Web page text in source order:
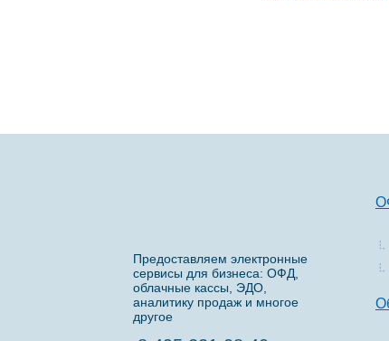
Предоставляем электронные
сервисы для бизнеса: ОФД,
облачные кассы, ЭДО,
аналитику продаж и многое
другое